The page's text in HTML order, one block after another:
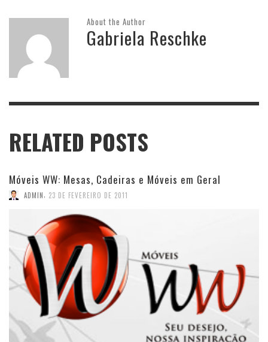
About the Author
Gabriela Reschke
RELATED POSTS
Móveis WW: Mesas, Cadeiras e Móveis em Geral
ADMIN, 23 DE FEVEREIRO DE 2011